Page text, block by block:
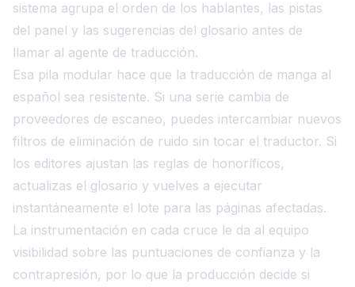
sistema agrupa el orden de los hablantes, las pistas
del panel y las sugerencias del glosario antes de
llamar al agente de traducción.
Esa pila modular hace que la traducción de manga al
español sea resistente. Si una serie cambia de
proveedores de escaneo, puedes intercambiar nuevos
filtros de eliminación de ruido sin tocar el traductor. Si
los editores ajustan las reglas de honoríficos,
actualizas el glosario y vuelves a ejecutar
instantáneamente el lote para las páginas afectadas.
La instrumentación en cada cruce le da al equipo
visibilidad sobre las puntuaciones de confianza y la
contrapresión, por lo que la producción decide si